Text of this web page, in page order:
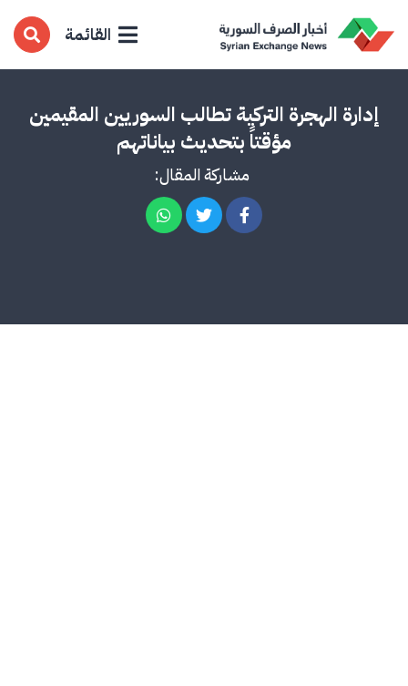
القائمة
إدارة الهجرة التركية تطالب السوريين المقيمين
مؤقتاً بتحديث بياناتهم
مشاركة المقال: